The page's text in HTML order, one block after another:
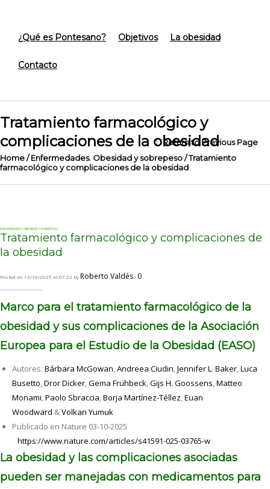
¿Qué es Pontesano? Objetivos La obesidad
Contacto
Tratamiento farmacológico y
complicaciones de la obesidad
Home/ Enfermedades. Obesidad y sobrepeso/Tratamiento
farmacológico y complicaciones de la obesidad
Return to Previous Page
ENFERMEDADES. OBESIDAD Y SOBREPESO
Tratamiento farmacológico y complicaciones de
la obesidad
Posted on 13/10/2025 at 07:22 byRoberto Valdés/ 0
Marco para el tratamiento farmacológico de la
obesidad y sus complicaciones de la Asociación
Europea para el Estudio de la Obesidad (EASO)
Autores: Bárbara McGowan,Andreea Ciudin,Jennifer L. Baker,Luca
Busetto,Dror Dicker,Gema Frühbeck,Gijs H. Goossens,Matteo
Monami,Paolo Sbraccia,Borja Martínez-Téllez,Euan
Woodward &Volkan Yumuk
Publicado en Nature 03-10-2025
https://www.nature.com/articles/s41591-025-03765-w
La obesidad y las complicaciones asociadas
pueden ser manejadas con medicamentos para